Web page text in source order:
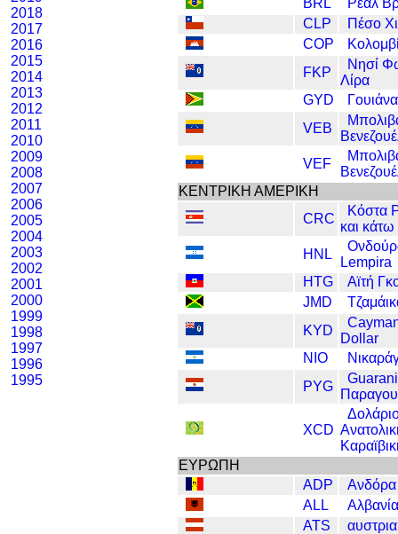
2018
2017
2016
2015
2014
2013
2012
2011
2010
2009
2008
2007
2006
2005
2004
2003
2002
2001
2000
1999
1998
1997
1996
1995
CLP
Πέσο
COP
FKP
Νησί
Λίρα
GYD
VEB
VEF
ΚΕΝΤΡΙΚΗ ΑΜΕΡΙΚΗ
CRC
Κόστα
και κάτω
HNL
Lempira
HTG
Αϊτή
JMD
KYD
Dollar
NIO
PYG
XCD
ΕΥΡΩΠΗ
ADP
Ανδόρα
ALL
ATS